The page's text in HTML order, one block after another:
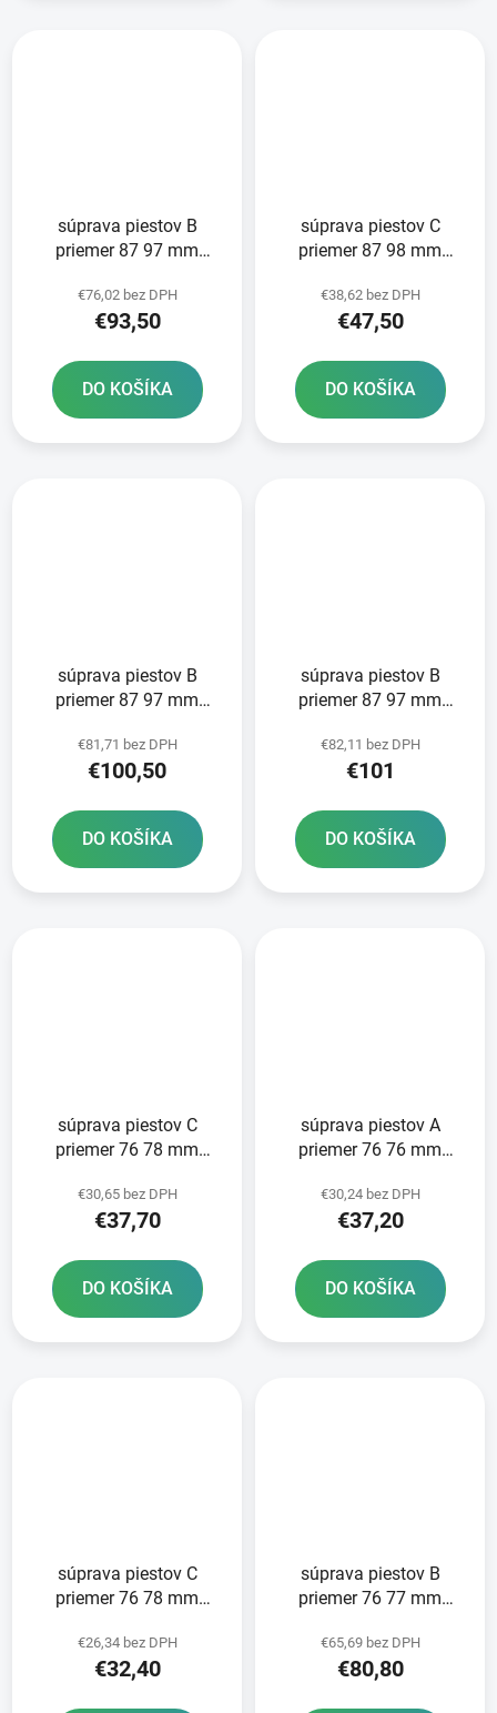
súprava piestov B
priemer 87 97 mm
PISTON
€76,02 bez DPH
€93,50
DO KOŠÍKA
súprava piestov C
priemer 87 98 mm
PISTON
€38,62 bez DPH
€47,50
DO KOŠÍKA
súprava piestov B
priemer 87 97 mm
PISTON
€81,71 bez DPH
€100,50
DO KOŠÍKA
súprava piestov B
priemer 87 97 mm
PISTON
€82,11 bez DPH
€101
DO KOŠÍKA
súprava piestov C
priemer 76 78 mm
€30,65 bez DPH
€37,70
DO KOŠÍKA
súprava piestov A
priemer 76 76 mm
€30,24 bez DPH
€37,20
DO KOŠÍKA
súprava piestov C
priemer 76 78 mm
€26,34 bez DPH
€32,40
súprava piestov B
priemer 76 77 mm
€65,69 bez DPH
€80,80